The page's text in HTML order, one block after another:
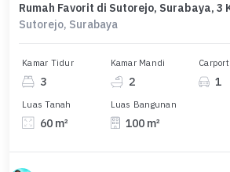
Sutorejo, Surabaya
Kamar Tidur
3
Kamar Mandi
2
Carport
1
Luas Tanah
60 m²
Luas Bangunan
100 m²